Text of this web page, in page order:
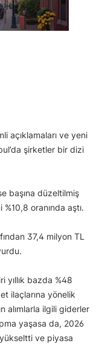
açıklamaları ve yeni
şirketler bir dizi
başına düzeltilmiş
oranında aştı.
37,4 milyon TL
yıllık bazda %48
ilaçlarına yönelik
alımlarla ilgili giderler
yaşasa da, 2026
ve piyasa